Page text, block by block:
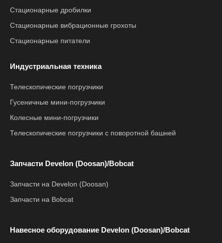
Стационарные дробилки
Стационарные вибрационные грохоты
Стационарные питатели
Индустриальная техника
Телескопические погрузчики
Гусеничные мини-погрузчики
Колесные мини-погрузчики
Телескопические погрузчики с поворотной башней
Запчасти Develon (Doosan)/Bobcat
Запчасти на Develon (Doosan)
Запчасти на Bobcat
Навесное оборудование Develon (Doosan)/Bobcat